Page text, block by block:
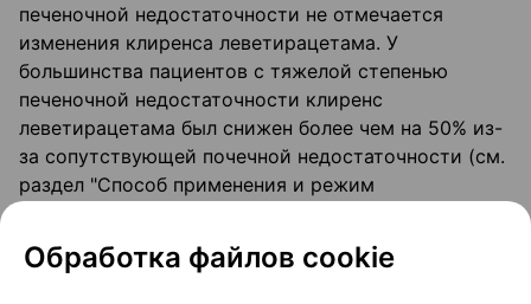
печеночной недостаточности не отмечается
изменения клиренса леветирацетама. У
большинства пациентов с тяжелой степенью
печеночной недостаточности клиренс
леветирацетама был снижен более чем на 50% из-
за сопутствующей почечной недостаточности (см.
раздел "Способ применения и режим
Детская популяция
Обработка файлов cookie